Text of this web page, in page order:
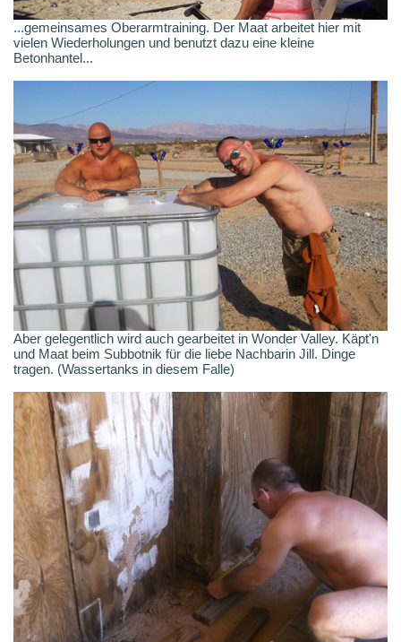
...gemeinsames Oberarmtraining. Der Maat arbeitet hier mit
vielen Wiederholungen und benutzt dazu eine kleine
Betonhantel...
Aber gelegentlich wird auch gearbeitet in Wonder Valley. Käpt'n
und Maat beim Subbotnik für die liebe Nachbarin Jill. Dinge
tragen. (Wassertanks in diesem Falle)